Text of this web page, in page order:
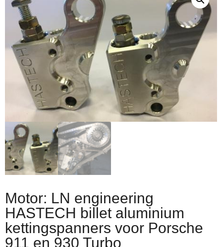
Motor: LN engineering
HASTECH billet aluminium
kettingspanners voor Porsche
911 en 930 Turbo